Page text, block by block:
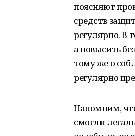
поясняют
средств
регулярно. В
а повысить
тому же о
регулярно
Напомним,
смогли